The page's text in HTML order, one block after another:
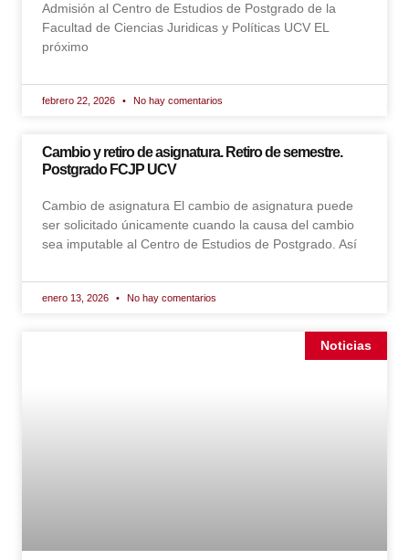
Admisión al Centro de Estudios de Postgrado de la
Facultad de Ciencias Juridicas y Políticas UCV EL
próximo
febrero 22, 2026 No hay comentarios
Cambio y retiro de asignatura. Retiro de semestre.
Postgrado FCJP UCV
Cambio de asignatura El cambio de asignatura puede
ser solicitado únicamente cuando la causa del cambio
sea imputable al Centro de Estudios de Postgrado. Así
enero 13, 2026 No hay comentarios
Noticias